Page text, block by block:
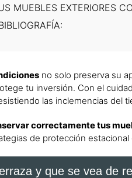
MUEBLES EXTERIORES
no solo preserva su
tu inversión. Con el
las inclemencias del
correctamente tus
de protección
y que se vea de